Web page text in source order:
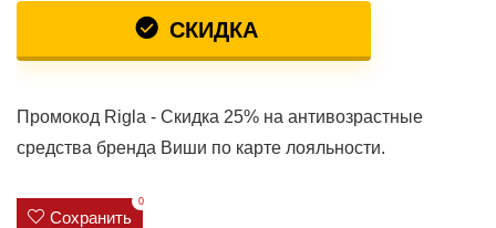
СКИДКА
Промокод Rigla - Скидка 25% на антивозрастные
средства бренда Виши по карте лояльности.
Сохранить
0